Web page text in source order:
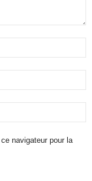
navigateur pour la